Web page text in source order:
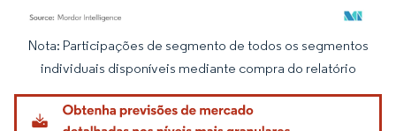
Imagem © Mordor Intelligence. O reuso requer atribuição conforme CC BY 4.0.
Nota: Participações de segmento de todos os segmentos
individuais disponíveis mediante compra do relatório